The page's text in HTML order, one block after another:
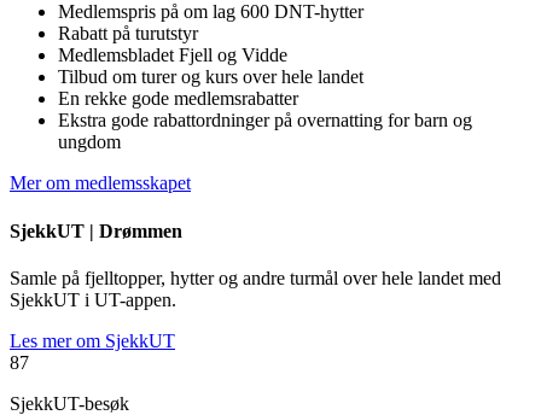
Medlemspris på om lag 600 DNT-hytter
Rabatt på turutstyr
Medlemsbladet Fjell og Vidde
Tilbud om turer og kurs over hele landet
En rekke gode medlemsrabatter
Ekstra gode rabattordninger på overnatting for barn og
ungdom
Mer om medlemsskapet
SjekkUT | Drømmen
Samle på fjelltopper, hytter og andre turmål over hele landet med
SjekkUT i UT-appen.
Les mer om SjekkUT
87
SjekkUT-besøk